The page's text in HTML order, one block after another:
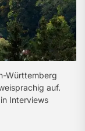
Württemberg
auf.
Interviews